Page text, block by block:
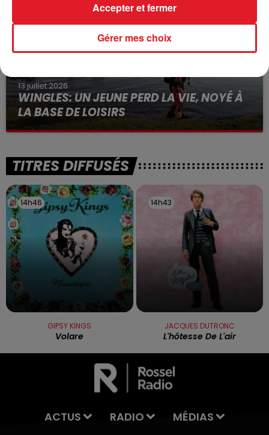
13 juillet 2026
WINGLES: UN JEUNE PERD LA VIE, NOYÉ À
LA BASE DE LOISIRS
La victime a coulé à pic
TITRES DIFFUSÉS
14h46
14h46
GIPSY KINGS
Volare
14h43
14h43
JACQUES DUTRONC
L'hôtesse De L'air
ACTUS RADIO MÉDIAS
Gérer mes choix
Accepter et fermer